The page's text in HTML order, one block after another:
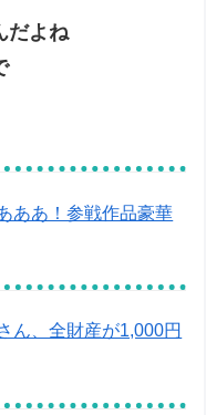
だよね
ああ！参戦作品豪華
ん、全財産が1,000円